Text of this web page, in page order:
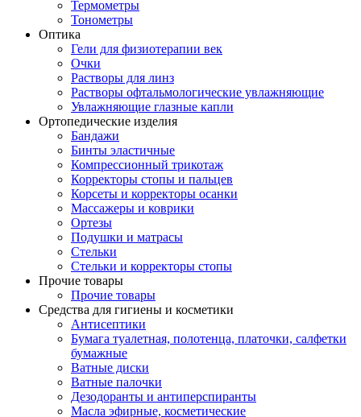
Термометры
Тонометры
Оптика
Гели для физиотерапии век
Очки
Растворы для линз
Растворы офтальмологические увлажняющие
Увлажняющие глазные капли
Ортопедические изделия
Бандажи
Бинты эластичные
Компрессионный трикотаж
Корректоры стопы и пальцев
Корсеты и корректоры осанки
Массажеры и коврики
Ортезы
Подушки и матрасы
Стельки
Стельки и корректоры стопы
Прочие товары
Прочие товары
Средства для гигиены и косметики
Антисептики
Бумага туалетная, полотенца, платочки, салфетки
бумажные
Ватные диски
Ватные палочки
Дезодоранты и антиперспиранты
Масла эфирные, косметические